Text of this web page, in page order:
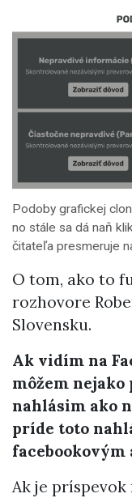
Podoby grafickej
no stále sa dá naň
čitateľa presmeruje
O tom, ako to
rozhovore
Slovensku.
Ak vidím na
môžem
nahlásim ako
príde toto
Ak je